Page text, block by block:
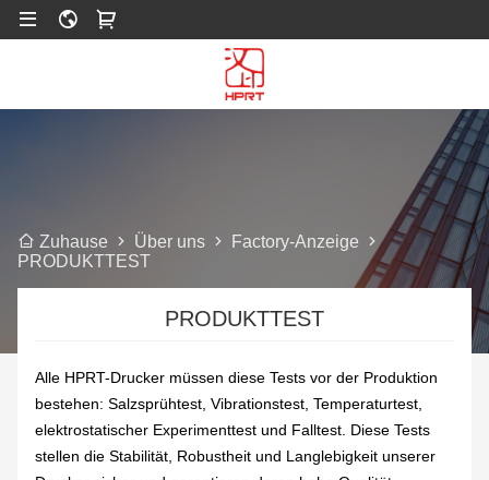
Zuhause Über uns
Factory-Anzeige
PRODUKTTEST
PRODUKTTEST
Alle HPRT-Drucker müssen diese Tests vor der Produktion
bestehen: Salzsprühtest, Vibrationstest, Temperaturtest,
elektrostatischer Experimenttest und Falltest. Diese Tests
stellen die Stabilität, Robustheit und Langlebigkeit unserer